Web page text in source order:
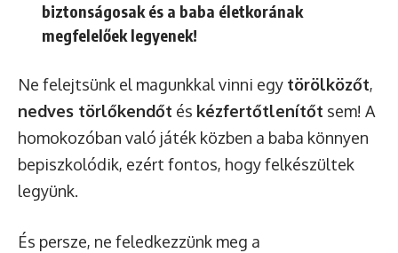
biztonságosak és a baba életkorának
megfelelőek legyenek!
Ne felejtsünk el magunkkal vinni egy törölközőt,
nedves törlőkendőt és kézfertőtlenítőt sem! A
homokozóban való játék közben a baba könnyen
bepiszkolódik, ezért fontos, hogy felkészültek
legyünk.
És persze, ne feledkezzünk meg a